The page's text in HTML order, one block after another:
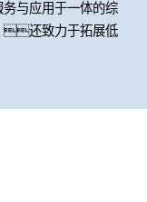
与应用于一体的综
还致力于拓展低